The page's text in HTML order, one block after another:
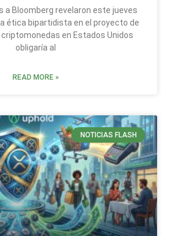
a Bloomberg revelaron este jueves
ética bipartidista en el proyecto de
criptomonedas en Estados Unidos
obligaría al
READ MORE »
NOTICIAS FLASH